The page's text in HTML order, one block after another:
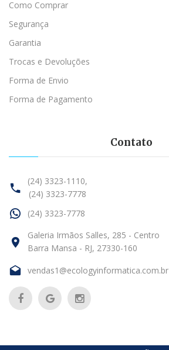
Como Comprar
Segurança
Garantia
Trocas e Devoluções
Forma de Envio
Forma de Pagamento
Contato
(24) 3323-1110,
(24) 3323-7778
(24) 3323-7778
Galeria Irmãos Salles, 285 - Centro
Barra Mansa - RJ, 27330-160
vendas1@ecologyinformatica.com.br